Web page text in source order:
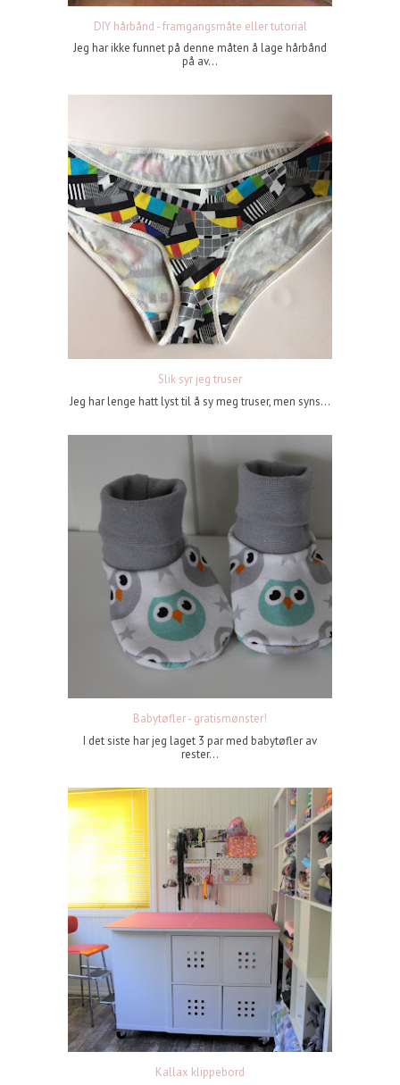
DIY hårbånd - framgangsmåte eller tutorial
Jeg har ikke funnet på denne måten å lage hårbånd
på av...
Slik syr jeg truser
Jeg har lenge hatt lyst til å sy meg truser, men syns...
Babytøfler - gratismønster!
I det siste har jeg laget 3 par med babytøfler av
rester...
Kallax klippebord